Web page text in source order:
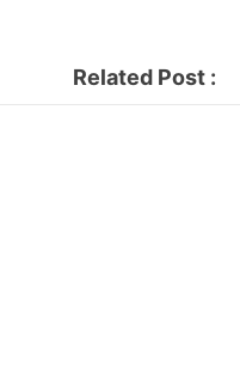
Related Post :